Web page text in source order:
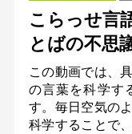
こらっせ言
とばの不思
この動画では、
の言葉を科学す
す。毎日空気の
科学することで